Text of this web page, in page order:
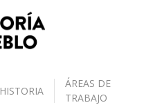
HISTORIA
ÁREAS DE
TRABAJO